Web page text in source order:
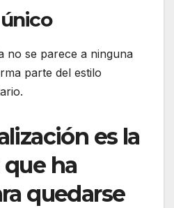
no se parece a ninguna
parte del estilo
es la
ha
quedarse